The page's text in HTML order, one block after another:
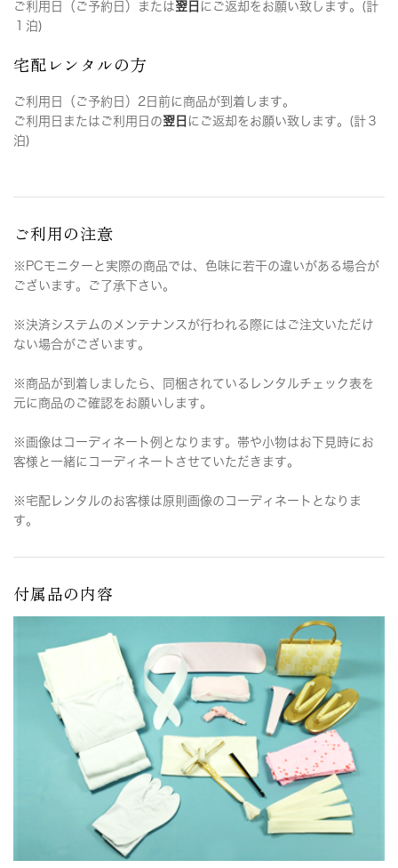
ご利用日（ご予約日）または翌日 にご返却をお願い致します。(計
１泊)
宅配レンタルの方
ご利用日（ご予約日）2日前に商品が到着します。
ご利用日またはご利用日の翌日 にご返却をお願い致します。(計３
泊)
ご利用の注意
※PCモニターと実際の商品では、色味に若干の違いがある場合が
ございます。ご了承下さい。
※決済システムのメンテナンスが行われる際にはご注文いただけ
ない場合がございます。
※商品が到着しましたら、同梱されているレンタルチェック表を
元に商品のご確認をお願いします。
※画像はコーディネート例となります。帯や小物はお下見時にお
客様と一緒にコーディネートさせていただきます。
※宅配レンタルのお客様は原則画像のコーディネートとなりま
す。
付属品の内容